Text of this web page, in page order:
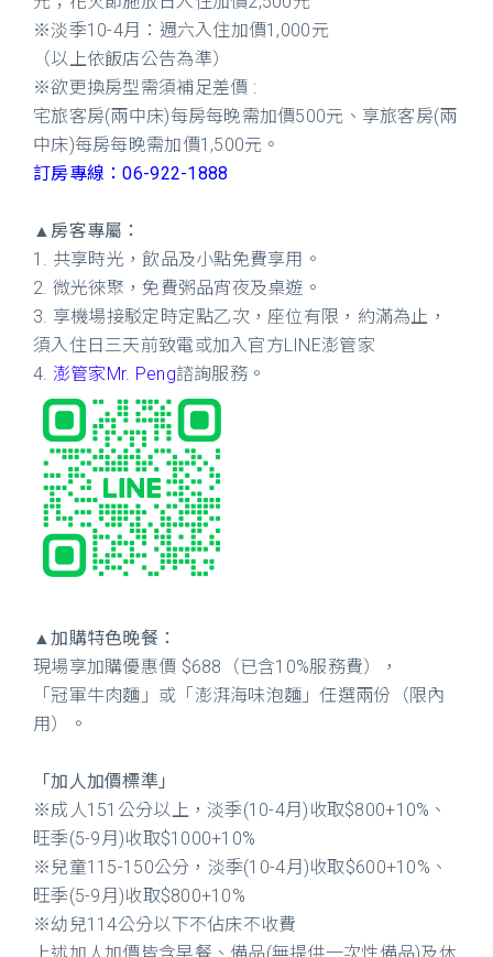
※淡季10-4月：週六入住加價1,000元
（以上依飯店公告為準）
※欲更換房型需須補足差價 :
宅旅客房(兩中床)每房每晚需加價500元、享旅客房(兩
中床)每房每晚需加價1,500元。
訂房專線：06-922-1888
▲房客專屬：
1. 共享時光，飲品及小點免費享用。
2. 微光徠聚，免費粥品宵夜及桌遊。
3. 享機場接駁定時定點乙次，座位有限，約滿為止，
須入住日三天前致電或加入官方LINE澎管家
4. 澎管家Mr. Peng諮詢服務。
▲加購特色晚餐：
現場享加購優惠價 $688（已含10%服務費），
「冠軍牛肉麵」或「澎湃海味泡麵」任選兩份（限內
用）。
「加人加價標準」
※成人151公分以上，淡季(10-4月)收取$800+10%、
旺季(5-9月)收取$1000+10%
※兒童115-150公分，淡季(10-4月)收取$600+10%、
旺季(5-9月)收取$800+10%
※幼兒114公分以下不佔床不收費
上述加人加價皆含早餐、備品(無提供一次性備品)及休